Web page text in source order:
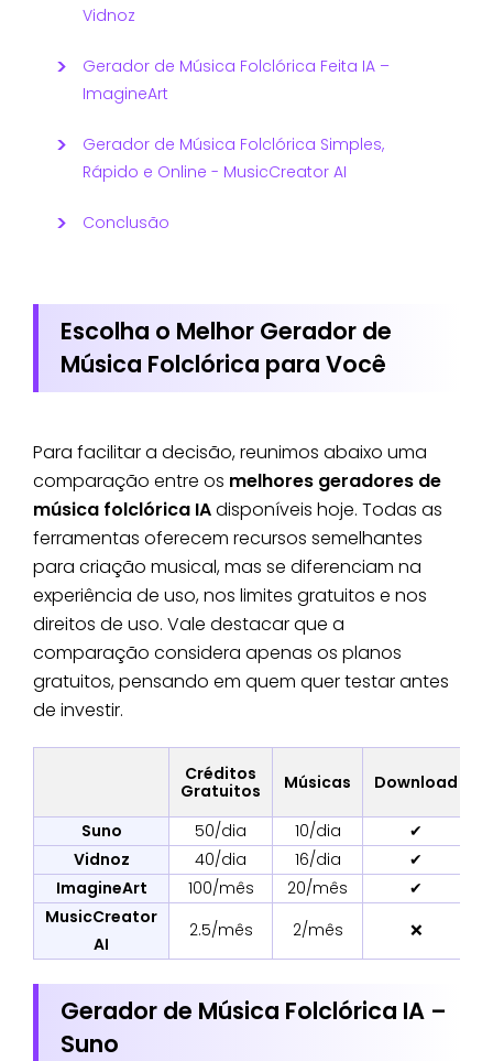
Vidnoz
Gerador de Música Folclórica Feita IA –
ImagineArt
Gerador de Música Folclórica Simples,
Rápido e Online - MusicCreator AI
Conclusão
Escolha o Melhor Gerador de
Música Folclórica para Você
Para facilitar a decisão, reunimos abaixo uma
comparação entre os melhores geradores de
música folclórica IAdisponíveis hoje. Todas as
ferramentas oferecem recursos semelhantes
para criação musical, mas se diferenciam na
experiência de uso, nos limites gratuitos e nos
direitos de uso. Vale destacar que a
comparação considera apenas os planos
gratuitos, pensando em quem quer testar antes
de investir.
Créditos
Gratuitos
Músicas Download
Suno
50/dia 10/dia
✔
Vidnoz
40/dia 16/dia
✔
ImagineArt
100/mês 20/mês
✔
MusicCreator
AI
2.5/mês 2/mês ❌
Gerador de Música Folclórica IA –
Suno